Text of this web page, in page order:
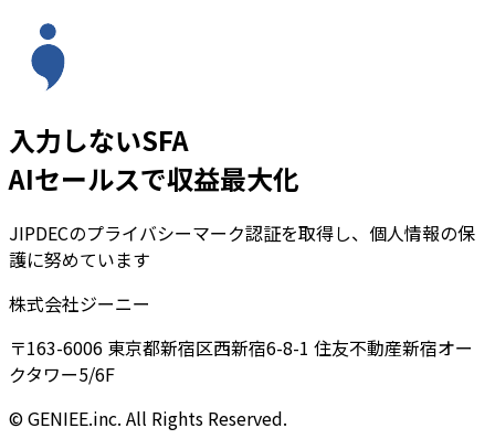
入力しないSFA
AIセールスで収益最大化
JIPDECのプライバシーマーク認証を取得し、個人情報の保
護に努めています
株式会社ジーニー
〒163-6006 東京都新宿区西新宿6-8-1 住友不動産新宿オー
クタワー5/6F
© GENIEE.inc. All Rights Reserved.